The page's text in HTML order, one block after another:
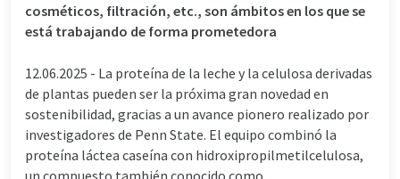
cosméticos, filtración, etc., son ámbitos en los que se
está trabajando de forma prometedora
12.06.2025 - La proteína de la leche y la celulosa derivadas
de plantas pueden ser la próxima gran novedad en
sostenibilidad, gracias a un avance pionero realizado por
investigadores de Penn State. El equipo combinó la
proteína láctea caseína con hidroxipropilmetilcelulosa,
un compuesto también conocido como ...